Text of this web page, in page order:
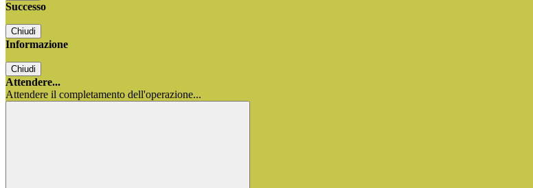
Successo
Chiudi
Informazione
Chiudi
Attendere...
Attendere il completamento dell'operazione...